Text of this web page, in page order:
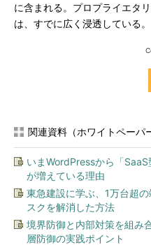
に含まれる。プロプライエタ
は、すでに広く浸透している。
関連資料（ホワイトペーパ
いまWordPressから「
が増えている理由
東急建設に学ぶ、1万台超
スクを解消した方法
境界防御と内部対策を組み
層防御の実践ポイント